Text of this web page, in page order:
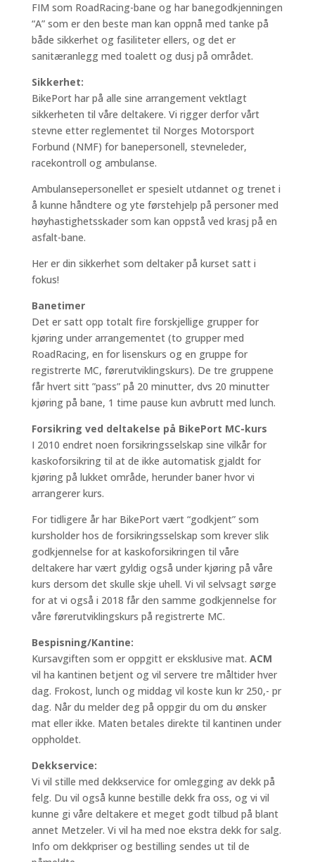
FIM som RoadRacing-bane og har banegodkjenningen
“A” som er den beste man kan oppnå med tanke på
både sikkerhet og fasiliteter ellers, og det er
sanitæranlegg med toalett og dusj på området.
Sikkerhet:
BikePort har på alle sine arrangement vektlagt
sikkerheten til våre deltakere. Vi rigger derfor vårt
stevne etter reglementet til Norges Motorsport
Forbund (NMF) for banepersonell, stevneleder,
racekontroll og ambulanse.
Ambulansepersonellet er spesielt utdannet og trenet i
å kunne håndtere og yte førstehjelp på personer med
høyhastighetsskader som kan oppstå ved krasj på en
asfalt-bane.
Her er din sikkerhet som deltaker på kurset satt i
fokus!
Banetimer
Det er satt opp totalt fire forskjellige grupper for
kjøring under arrangementet (to grupper med
RoadRacing, en for lisenskurs og en gruppe for
registrerte MC, førerutviklingskurs). De tre gruppene
får hvert sitt ”pass” på 20 minutter, dvs 20 minutter
kjøring på bane, 1 time pause kun avbrutt med lunch.
Forsikring ved deltakelse på BikePort MC-kurs
I 2010 endret noen forsikringsselskap sine vilkår for
kaskoforsikring til at de ikke automatisk gjaldt for
kjøring på lukket område, herunder baner hvor vi
arrangerer kurs.
For tidligere år har BikePort vært “godkjent” som
kursholder hos de forsikringsselskap som krever slik
godkjennelse for at kaskoforsikringen til våre
deltakere har vært gyldig også under kjøring på våre
kurs dersom det skulle skje uhell. Vi vil selvsagt sørge
for at vi også i 2018 får den samme godkjennelse for
våre førerutviklingskurs på registrerte MC.
Bespisning/Kantine:
Kursavgiften som er oppgitt er eksklusive mat. ACM
vil ha kantinen betjent og vil servere tre måltider hver
dag. Frokost, lunch og middag vil koste kun kr 250,- pr
dag. Når du melder deg på oppgir du om du ønsker
mat eller ikke. Maten betales direkte til kantinen under
oppholdet.
Dekkservice:
Vi vil stille med dekkservice for omlegging av dekk på
felg. Du vil også kunne bestille dekk fra oss, og vi vil
kunne gi våre deltakere et meget godt tilbud på blant
annet Metzeler. Vi vil ha med noe ekstra dekk for salg.
Info om dekkpriser og bestilling sendes ut til de